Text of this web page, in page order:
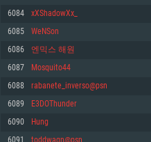
최소사양
운영체제: Windows 10 (64 bit)
프로세서: 2.2 GHz 듀얼코어 이상
메모리: 4GB
최소사양
운영체제: Mac OS Big Sur 11.0
프로세서: 최소 2.2 GHz의 Core i5
메모리: 6 GB
최소사양
운영체제: 64bit Linux 중 최신 버전
프로세서: 2.4 GHz 듀얼코어
메모리: 4 GB
6084 xXShadowXx_
6085 WeNSon
6086 엔믹스 해원
6087 Mosquito44
6088 rabanete_inverso@psn
6089 E3DOThunder
6090 Hung
6091 toddwagn@psn